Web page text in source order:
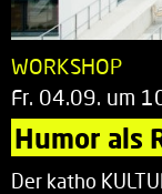
WORKSHOP
Fr. 04.09. um
Humor als
Der katho